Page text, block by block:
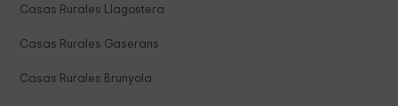
Casas Rurales Llagostera
Casas Rurales Gaserans
Casas Rurales Brunyola